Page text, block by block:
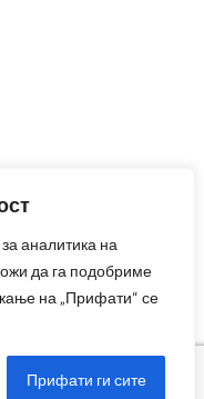
аналитика на
да га подобриме
на „Прифати“ се
Прифати ги сите